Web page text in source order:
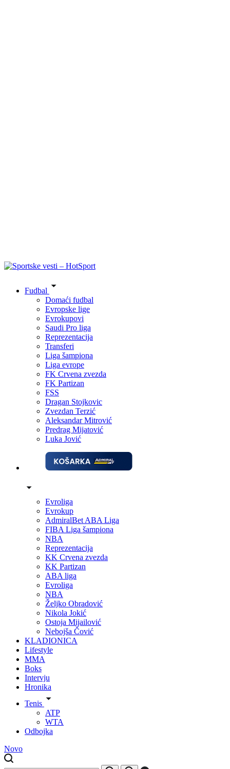
Fudbal
Domaći fudbal
Evropske lige
Evrokupovi
Saudi Pro liga
Reprezentacija
Transferi
Liga šampiona
Liga evrope
FK Crvena zvezda
FK Partizan
FSS
Dragan Stojkovic
Zvezdan Terzić
Aleksandar Mitrović
Predrag Mijatović
Luka Jović
Evroliga
Evrokup
AdmiralBet ABA Liga
FIBA Liga šampiona
NBA
Reprezentacija
KK Crvena zvezda
KK Partizan
ABA liga
Evroliga
NBA
Željko Obradović
Nikola Jokić
Ostoja Mijailović
Nebojša Čović
KLADIONICA
Lifestyle
MMA
Boks
Intervju
Hronika
Tenis
ATP
WTA
Odbojka
Novo